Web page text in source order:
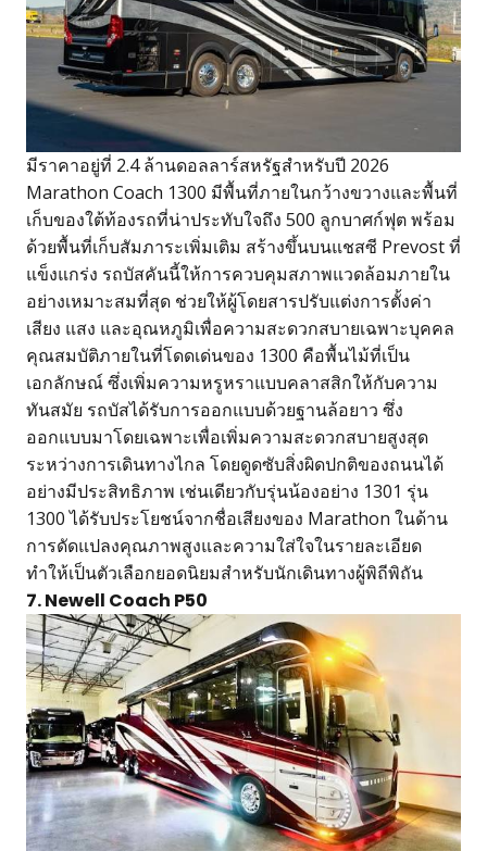
มีราคาอยู่ที่ 2.4 ล้านดอลลาร์สหรัฐสำหรับปี 2026
Marathon Coach 1300 มีพื้นที่ภายในกว้างขวางและพื้นที่
เก็บของใต้ท้องรถที่น่าประทับใจถึง 500 ลูกบาศก์ฟุต พร้อม
ด้วยพื้นที่เก็บสัมภาระเพิ่มเติม สร้างขึ้นบนแชสซี Prevost ที่
แข็งแกร่ง รถบัสคันนี้ให้การควบคุมสภาพแวดล้อมภายใน
อย่างเหมาะสมที่สุด ช่วยให้ผู้โดยสารปรับแต่งการตั้งค่า
เสียง แสง และอุณหภูมิเพื่อความสะดวกสบายเฉพาะบุคคล
คุณสมบัติภายในที่โดดเด่นของ 1300 คือพื้นไม้ที่เป็น
เอกลักษณ์ ซึ่งเพิ่มความหรูหราแบบคลาสสิกให้กับความ
ทันสมัย รถบัสได้รับการออกแบบด้วยฐานล้อยาว ซึ่ง
ออกแบบมาโดยเฉพาะเพื่อเพิ่มความสะดวกสบายสูงสุด
ระหว่างการเดินทางไกล โดยดูดซับสิ่งผิดปกติของถนนได้
อย่างมีประสิทธิภาพ เช่นเดียวกับรุ่นน้องอย่าง 1301 รุ่น
1300 ได้รับประโยชน์จากชื่อเสียงของ Marathon ในด้าน
การดัดแปลงคุณภาพสูงและความใส่ใจในรายละเอียด
ทำให้เป็นตัวเลือกยอดนิยมสำหรับนักเดินทางผู้พิถีพิถัน
7. Newell Coach P50